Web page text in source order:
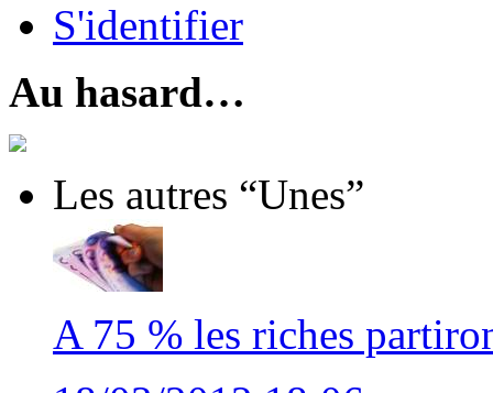
S'identifier
Au hasard…
Les autres “Unes”
A 75 % les riches